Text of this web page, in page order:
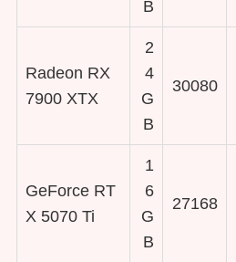
B
Radeon RX
7900 XTX
2
4
G
B
30080
GeForce RT
X 5070 Ti
1
6
G
B
27168